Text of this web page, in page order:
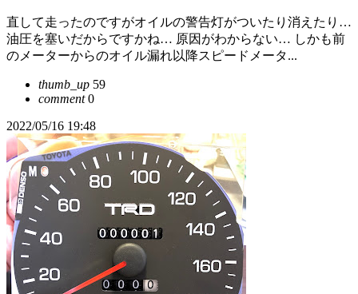
直して走ったのですがオイルの警告灯がついたり消えたり…
油圧を塞いだからですかね… 原因がわからない… しかも前
のメーターからのオイル漏れ以降スピードメータ...
thumb_up 59
comment0
2022/05/16 19:48